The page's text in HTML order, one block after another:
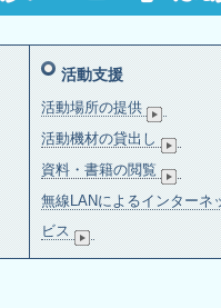
活動支援
活動場所の提供
活動機材の貸出し
資料・書籍の閲覧
無線LANによるインターネ
ビス